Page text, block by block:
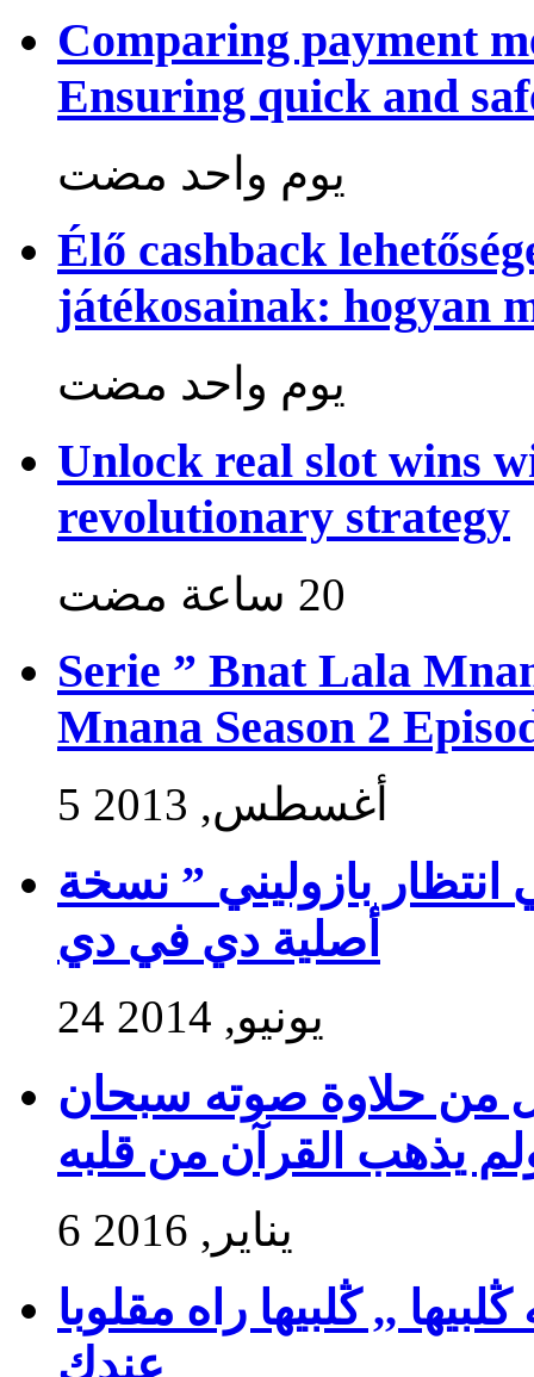
Comparing payment
Ensuring quick and
‏يوم واحد مضت
Élő cashback
játékosainak: hogyan
‏يوم واحد مضت
Unlock real slot wins
revolutionary strategy
Serie ” Bnat Lala
Mnana Season 2
5 أغسطس, 2013
بازوليني ” نسخة
أصلية دي في دي
24 يونيو, 2014
من حلاوة صوته سبحان
يذهب القرآن من قلبه
6 يناير, 2016
,, ڭلبيها راه مقلوبا
عندك